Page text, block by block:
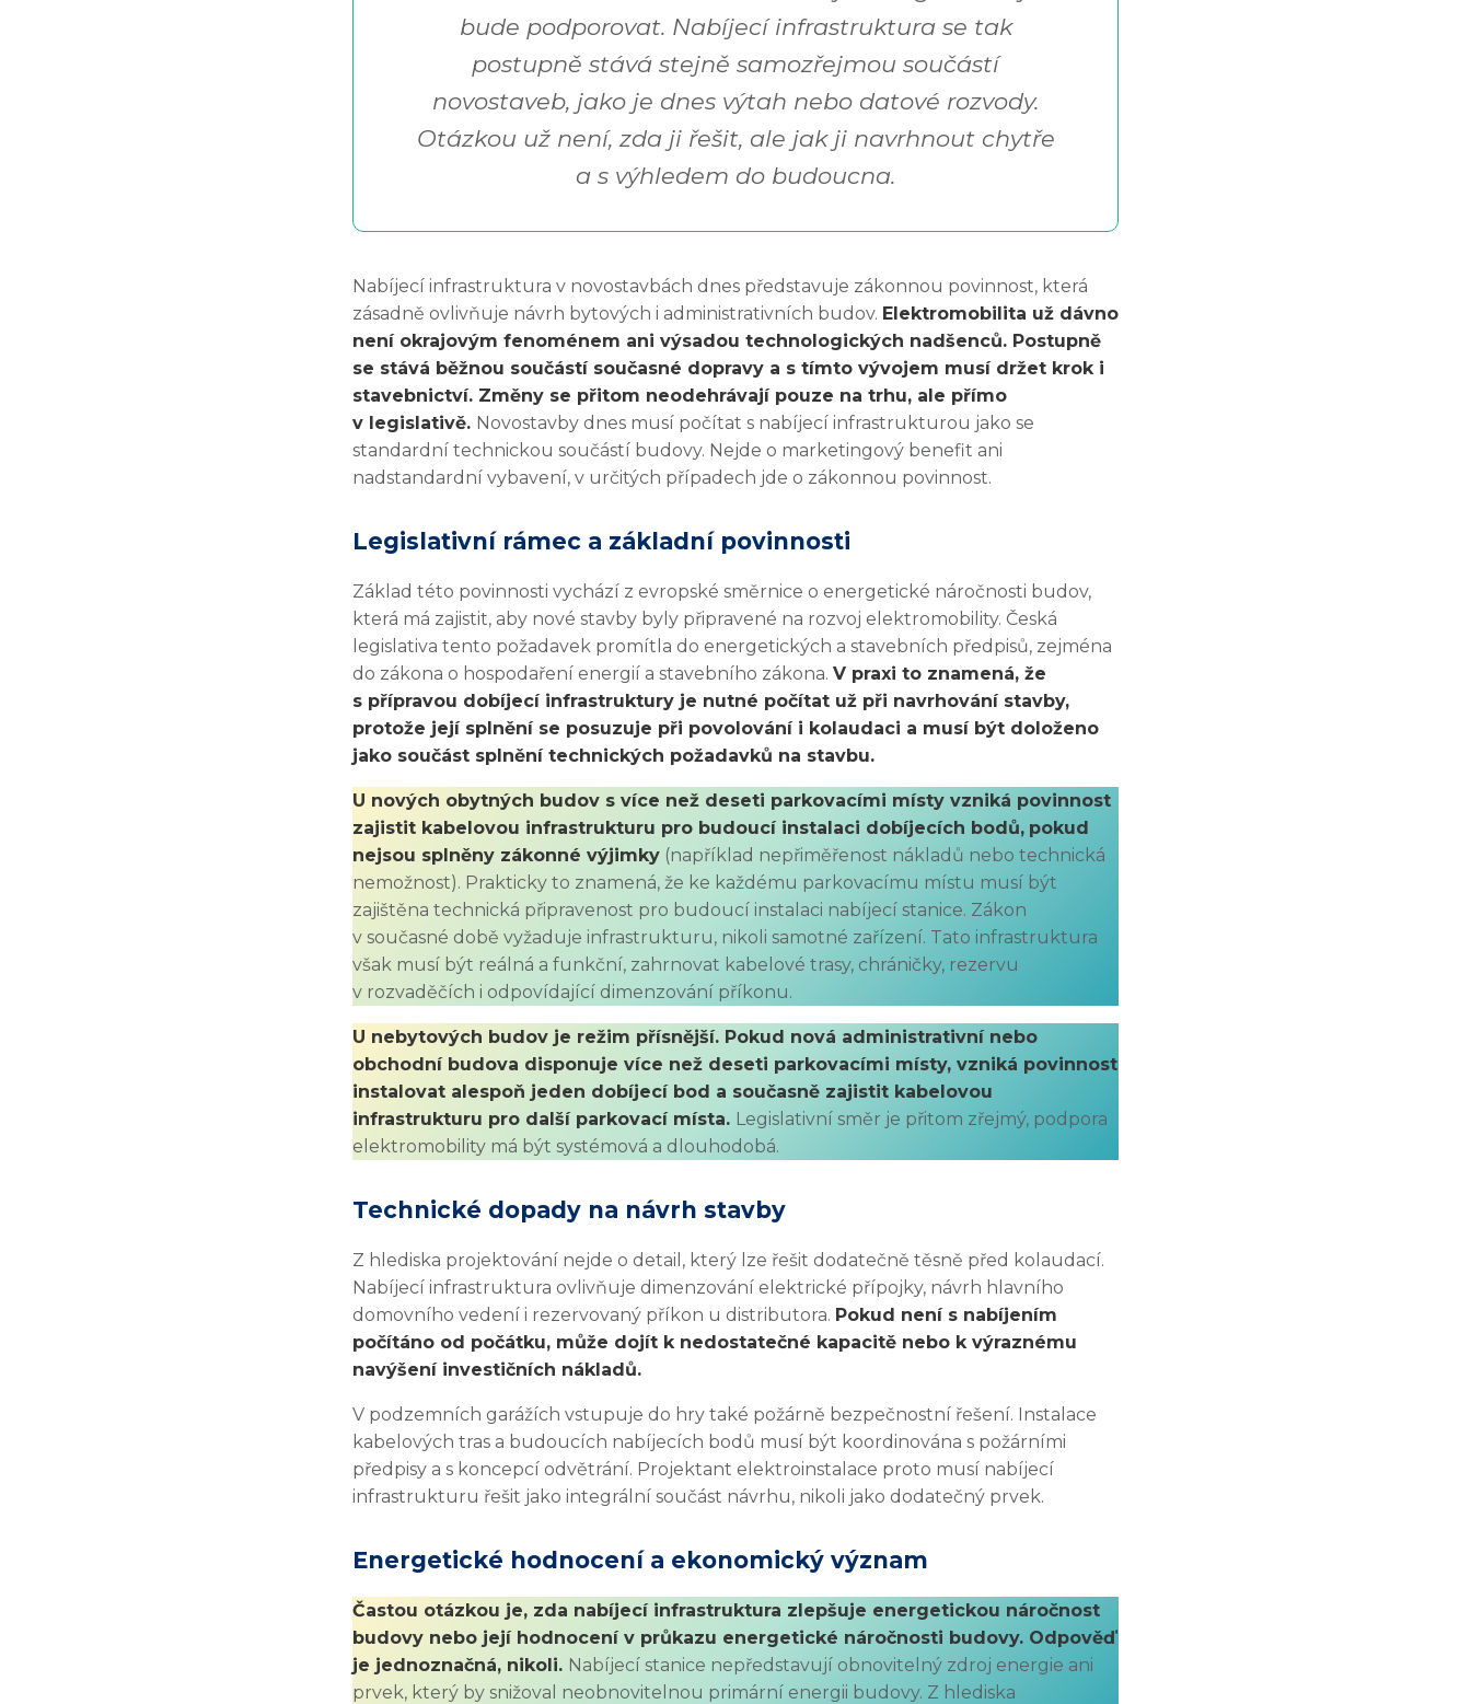
bude podporovat. Nabíjecí infrastruktura se tak
postupně stává stejně samozřejmou součástí
novostaveb, jako je dnes výtah nebo datové rozvody.
Otázkou už není, zda ji řešit, ale jak ji navrhnout chytře
a s výhledem do budoucna.
Nabíjecí infrastruktura v novostavbách dnes představuje zákonnou povinnost, která
zásadně ovlivňuje návrh bytových i administrativních budov. Elektromobilita už dávno
není okrajovým fenoménem ani výsadou technologických nadšenců. Postupně
se stává běžnou součástí současné dopravy a s tímto vývojem musí držet krok i
stavebnictví. Změny se přitom neodehrávají pouze na trhu, ale přímo
v legislativě. Novostavby dnes musí počítat s nabíjecí infrastrukturou jako se
standardní technickou součástí budovy. Nejde o marketingový benefit ani
nadstandardní vybavení, v určitých případech jde o zákonnou povinnost.
Legislativní rámec a základní povinnosti
Základ této povinnosti vychází z evropské směrnice o energetické náročnosti budov,
která má zajistit, aby nové stavby byly připravené na rozvoj elektromobility. Česká
legislativa tento požadavek promítla do energetických a stavebních předpisů, zejména
do zákona o hospodaření energií a stavebního zákona. V praxi to znamená, že
s přípravou dobíjecí infrastruktury je nutné počítat už při navrhování stavby,
protože její splnění se posuzuje při povolování i kolaudaci a musí být doloženo
jako součást splnění technických požadavků na stavbu.
U nových obytných budov s více než deseti parkovacími místy vzniká povinnost
zajistit kabelovou infrastrukturu pro budoucí instalaci dobíjecích bodů, pokud
nejsou splněny zákonné výjimky (například nepřiměřenost nákladů nebo technická
nemožnost). Prakticky to znamená, že ke každému parkovacímu místu musí být
zajištěna technická připravenost pro budoucí instalaci nabíjecí stanice. Zákon
v současné době vyžaduje infrastrukturu, nikoli samotné zařízení. Tato infrastruktura
však musí být reálná a funkční, zahrnovat kabelové trasy, chráničky, rezervu
v rozvaděčích i odpovídající dimenzování příkonu.
U nebytových budov je režim přísnější. Pokud nová administrativní nebo
obchodní budova disponuje více než deseti parkovacími místy, vzniká povinnost
instalovat alespoň jeden dobíjecí bod a současně zajistit kabelovou
infrastrukturu pro další parkovací místa. Legislativní směr je přitom zřejmý, podpora
elektromobility má být systémová a dlouhodobá.
Technické dopady na návrh stavby
Z hlediska projektování nejde o detail, který lze řešit dodatečně těsně před kolaudací.
Nabíjecí infrastruktura ovlivňuje dimenzování elektrické přípojky, návrh hlavního
domovního vedení i rezervovaný příkon u distributora. Pokud není s nabíjením
počítáno od počátku, může dojít k nedostatečné kapacitě nebo k výraznému
navýšení investičních nákladů.
V podzemních garážích vstupuje do hry také požárně bezpečnostní řešení. Instalace
kabelových tras a budoucích nabíjecích bodů musí být koordinována s požárními
předpisy a s koncepcí odvětrání. Projektant elektroinstalace proto musí nabíjecí
infrastrukturu řešit jako integrální součást návrhu, nikoli jako dodatečný prvek.
Energetické hodnocení a ekonomický význam
Častou otázkou je, zda nabíjecí infrastruktura zlepšuje energetickou náročnost
budovy nebo její hodnocení v průkazu energetické náročnosti budovy. Odpověď
je jednoznačná, nikoli. Nabíjecí stanice nepředstavují obnovitelný zdroj energie ani
prvek, který by snižoval neobnovitelnou primární energii budovy. Z hlediska